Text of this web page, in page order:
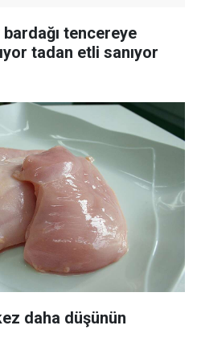
tencereye
tadan etli sanıyor
daha düşünün